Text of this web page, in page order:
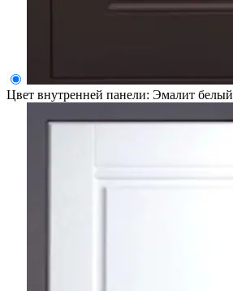
Цвет внутренней панели: Эмалит белый